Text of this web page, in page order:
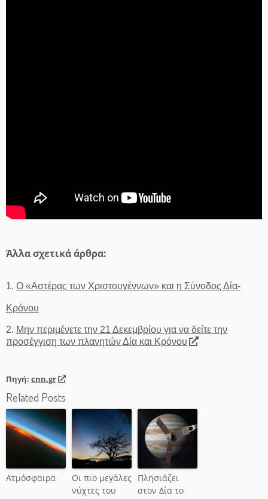
Άλλα σχετικά άρθρα:
1. Ο «Αστέρας των Χριστουγέννων» και η Σύνοδος Δία-
Κρόνου
2. Μην περιμένετε την 21 Δεκεμβρίου για να δείτε την
προσέγγιση των πλανητών Δία και Κρόνου
Πηγή: cnn.gr
Related Posts
Ατμόσφαιρα
Οι πιο μεγάλες
νύχτες του
Πλησιάζει
στον Δία το